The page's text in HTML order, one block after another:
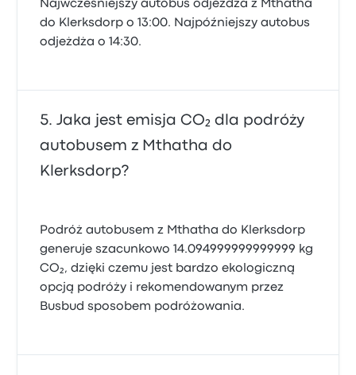
Najwcześniejszy autobus odjeżdża z Mthatha
do Klerksdorp o 13:00. Najpóźniejszy autobus
odjeżdża o 14:30.
Jaka jest emisja CO₂ dla podróży
autobusem z Mthatha do
Klerksdorp?
Podróż autobusem z Mthatha do Klerksdorp
generuje szacunkowo 14.094999999999999 kg
CO₂, dzięki czemu jest bardzo ekologiczną
opcją podróży i rekomendowanym przez
Busbud sposobem podróżowania.